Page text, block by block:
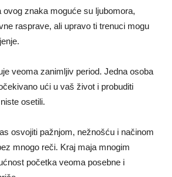
ovog znaka moguće su ljubomora,
rasprave, ali upravo ti trenuci mogu
veoma zanimljiv period. Jedna osoba
ući u vaš život i probuditi
osetili.
osvojiti pažnjom, nežnošću i načinom
mnogo reči. Kraj maja mnogim
početka veoma posebne i